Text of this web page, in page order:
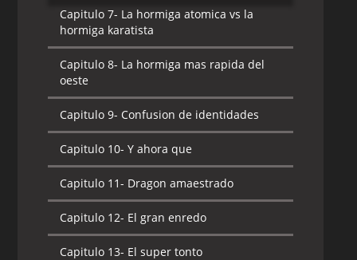
Capitulo 7- La hormiga atomica vs la
hormiga karatista
Capitulo 8- La hormiga mas rapida del
oeste
Capitulo 9- Confusion de identidades
Capitulo 10- Y ahora que
Capitulo 11- Dragon amaestrado
Capitulo 12- El gran enredo
Capitulo 13- El super tonto